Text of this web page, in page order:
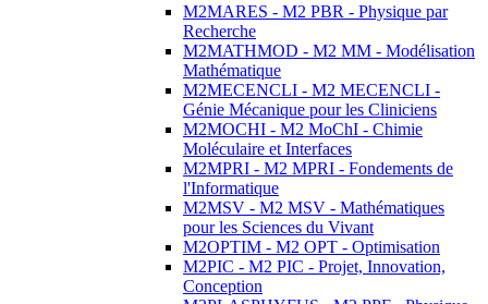
M2MARES - M2 PBR - Physique par
Recherche
M2MATHMOD - M2 MM - Modélisation
Mathématique
M2MECENCLI - M2 MECENCLI -
Génie Mécanique pour les Cliniciens
M2MOCHI - M2 MoChI - Chimie
Moléculaire et Interfaces
M2MPRI - M2 MPRI - Fondements de
l'Informatique
M2MSV - M2 MSV - Mathématiques
pour les Sciences du Vivant
M2OPTIM - M2 OPT - Optimisation
M2PIC - M2 PIC - Projet, Innovation,
Conception